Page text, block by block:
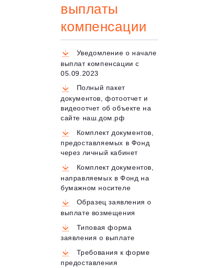
выплаты
компенсации
Уведомление о начале
выплат компенсации с
05.09.2023
Полный пакет
документов, фотоотчет и
видеоотчет об объекте на
сайте наш.дом.рф
Комплект документов,
предоставляемых в Фонд
через личный кабинет
Комплект документов,
направляемых в Фонд на
бумажном носителе
Образец заявления о
выплате возмещения
Типовая форма
заявления о выплате
Требования к форме
предоставления